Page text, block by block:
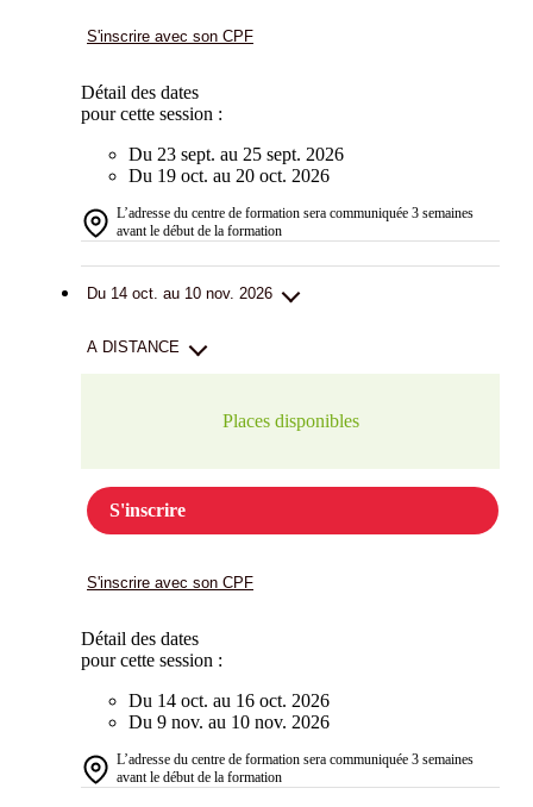
S'inscrire avec son CPF
Détail des dates
pour cette session :
Du 23 sept. au 25 sept. 2026
Du 19 oct. au 20 oct. 2026
L’adresse du centre de formation sera communiquée 3 semaines
avant le début de la formation
Du 14 oct. au 10 nov. 2026
A DISTANCE
Places disponibles
S'inscrire
S'inscrire avec son CPF
Détail des dates
pour cette session :
Du 14 oct. au 16 oct. 2026
Du 9 nov. au 10 nov. 2026
L’adresse du centre de formation sera communiquée 3 semaines
avant le début de la formation